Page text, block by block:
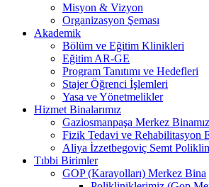
Misyon & Vizyon
Organizasyon Şeması
Akademik
Bölüm ve Eğitim Klinikleri
Eğitim AR-GE
Program Tanıtımı ve Hedefleri
Stajer Öğrenci İşlemleri
Yasa ve Yönetmelikler
Hizmet Binalarımız
Gaziosmanpaşa Merkez Binamız
Fizik Tedavi ve Rehabilitasyon
Aliya İzzetbegoviç Semt
Tıbbi Birimler
GOP (Karayolları) Merkez Bina